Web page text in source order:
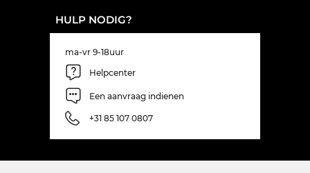
HULP NODIG?
ma-vr 9-18uur
Helpcenter
Een aanvraag indienen
+31 85 107 0807